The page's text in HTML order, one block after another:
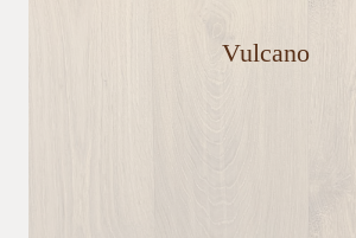
Vulcano